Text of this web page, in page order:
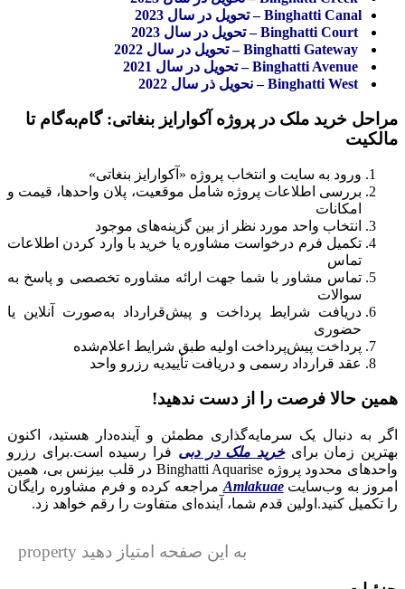
Binghatti Canal – تحویل در سال 2023
مراحل خرید ملک در پروژه آکوارایز بنغاتی: گام‌به‌گام تا
مالکیت
ورود به سایت و انتخاب پروژه «آکوارایز بنغاتی»
بررسی اطلاعات پروژه شامل موقعیت، پلان واحدها، قیمت و
امکانات
انتخاب واحد مورد نظر از بین گزینه‌های موجود
تکمیل فرم درخواست مشاوره یا خرید با وارد کردن اطلاعات
تماس
تماس مشاور با شما جهت ارائه مشاوره تخصصی و پاسخ به
سوالات
دریافت شرایط پرداخت و پیش‌قرارداد به‌صورت آنلاین یا
حضوری
پرداخت پیش‌پرداخت اولیه طبق شرایط اعلام‌شده
عقد قرارداد رسمی و دریافت تأییدیه رزرو واحد
همین حالا فرصت را از دست ندهید!
اگر به دنبال یک سرمایه‌گذاری مطمئن و آینده‌دار هستید، اکنون
بهترین زمان برایخرید ملک در دبی فرا رسیده است.برای رزرو
واحدهای محدود پروژه Binghatti Aquarise در قلب بیزنس بی، همین
امروز به وب‌سایتAmlakuae مراجعه کرده و فرم مشاوره رایگان
را تکمیل کنید. اولین قدم شما، آینده‌ای متفاوت را رقم خواهد زد.
به این صفحه امتیاز دهید property